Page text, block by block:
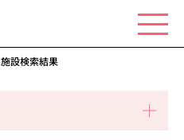
施設検索結果